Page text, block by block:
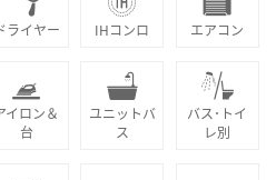
ライヤー IHコンロ エアコン
イロン＆
台
ユニットバ
ス
バス･トイ
レ別